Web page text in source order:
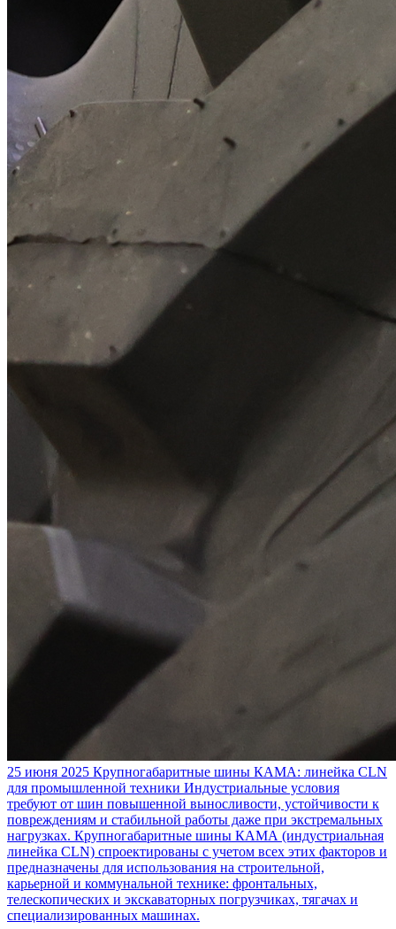
25 июня 2025 Крупногабаритные шины КАМА: линейка CLN
для промышленной техники Индустриальные условия
требуют от шин повышенной выносливости, устойчивости к
повреждениям и стабильной работы даже при экстремальных
нагрузках. Крупногабаритные шины КАМА (индустриальная
линейка CLN) спроектированы с учетом всех этих факторов и
предназначены для использования на строительной,
карьерной и коммунальной технике: фронтальных,
телескопических и экскаваторных погрузчиках, тягачах и
специализированных машинах.